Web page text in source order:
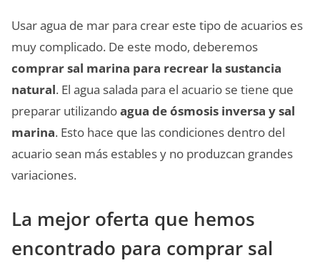
Usar agua de mar para crear este tipo de acuarios es
muy complicado. De este modo, deberemos
comprar sal marina para recrear la sustancia
natural. El agua salada para el acuario se tiene que
preparar utilizandoagua de ósmosis inversa y sal
marina. Esto hace que las condiciones dentro del
acuario sean más estables y no produzcan grandes
variaciones.
La mejor oferta que hemos
encontrado para comprar sal